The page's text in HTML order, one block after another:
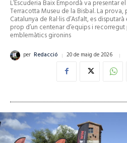
L’Escuderia Baix Empordà va presentar
Terracotta Museu de la Bisbal. La
Catalunya de Ral·lis d’Asfalt, es
prop d’un centenar d’equips i
emblemàtics gironins
per Redacció 20 de maig de 2026